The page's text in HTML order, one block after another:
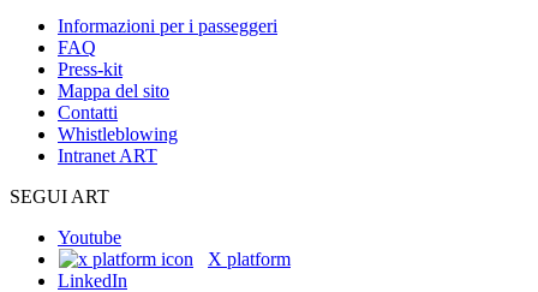
Informazioni per i passeggeri
FAQ
Press-kit
Mappa del sito
Contatti
Whistleblowing
Intranet ART
SEGUI ART
Youtube
X platform
LinkedIn